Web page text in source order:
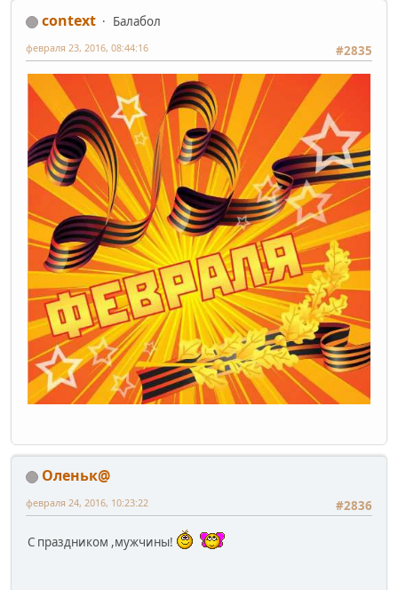
context
Балабол
#2835
февраля 23, 2016, 08:44:16
Оленьк@
#2836
февраля 24, 2016, 10:23:22
С праздником ,мужчины!